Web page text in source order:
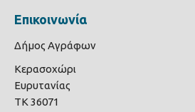
Επικοινωνία
Δήμος Αγράφων
Κερασοχώρι
Ευρυτανίας
ΤΚ 36071